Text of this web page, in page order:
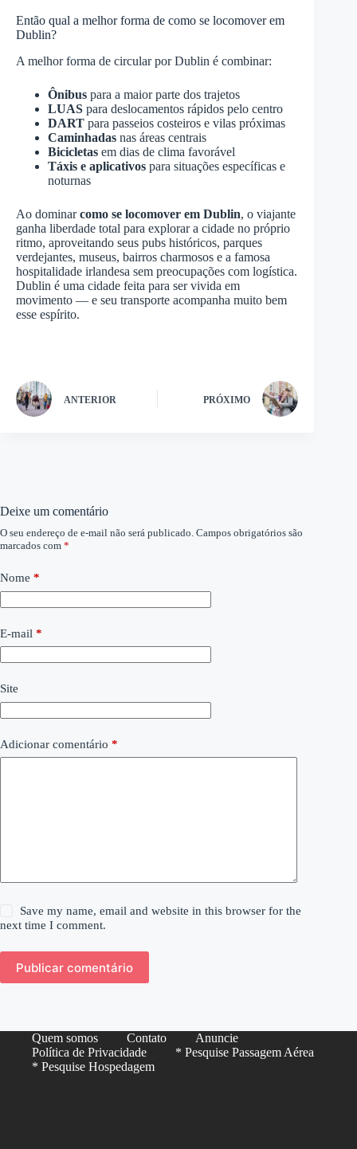
Então qual a melhor forma de como se locomover em
Dublin?
A melhor forma de circular por Dublin é combinar:
Ônibus para a maior parte dos trajetos
LUAS para deslocamentos rápidos pelo centro
DART para passeios costeiros e vilas próximas
Caminhadas nas áreas centrais
Bicicletas em dias de clima favorável
Táxis e aplicativos para situações específicas e
noturnas
Ao dominarcomo se locomover em Dublin, o viajante
ganha liberdade total para explorar a cidade no próprio
ritmo, aproveitando seus pubs históricos, parques
verdejantes, museus, bairros charmosos e a famosa
hospitalidade irlandesa sem preocupações com logística.
Dublin é uma cidade feita para ser vivida em
movimento — e seu transporte acompanha muito bem
esse espírito.
ANTERIOR PRÓXIMO
Deixe um comentário
O seu endereço de e-mail não será publicado. Campos obrigatórios são
marcados com *
Nome *
E-mail *
Site
Adicionar comentário *
Save my name, email and website in this browser for the
next time I comment.
Publicar comentário
Quem somos Contato
Anuncie
Política de Privacidade
* Pesquise Passagem Aérea
* Pesquise Hospedagem